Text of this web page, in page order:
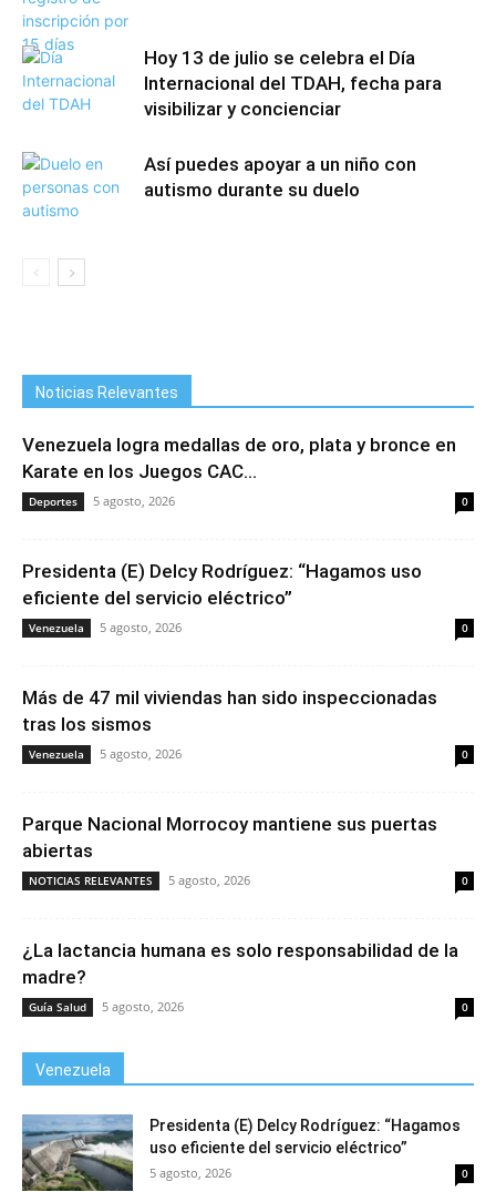
Hoy 13 de julio se celebra el Día
Internacional del TDAH, fecha para
visibilizar y concienciar
Así puedes apoyar a un niño con
autismo durante su duelo
Noticias Relevantes
Venezuela logra medallas de oro, plata y bronce en
Karate en los Juegos CAC...
Deportes 5 agosto, 2026 0
Presidenta (E) Delcy Rodríguez: “Hagamos uso
eficiente del servicio eléctrico”
Venezuela 5 agosto, 2026 0
Más de 47 mil viviendas han sido inspeccionadas
tras los sismos
Venezuela 5 agosto, 2026 0
Parque Nacional Morrocoy mantiene sus puertas
abiertas
NOTICIAS RELEVANTES 5 agosto, 2026 0
¿La lactancia humana es solo responsabilidad de la
madre?
Guía Salud 5 agosto, 2026 0
Venezuela
Presidenta (E) Delcy Rodríguez: “Hagamos
uso eficiente del servicio eléctrico”
5 agosto, 2026 0